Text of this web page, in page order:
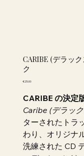
CARIBE (デラッ
ク
価
€25.00
CARIBE の決定
Caribe (デラッ
ターされたトラ
わり、オリジナ
洗練された CD